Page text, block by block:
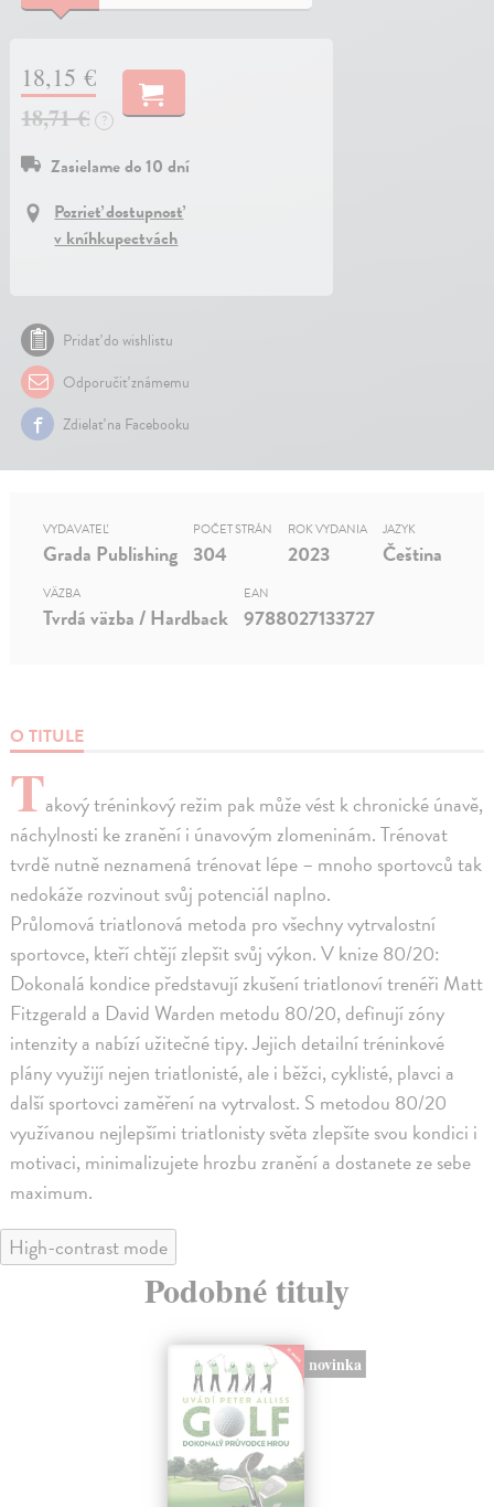
18,15 €
18,71 €
?
Zasielame do 10 dní
Pozrieť dostupnosť
v kníhkupectvách
Pridať do wishlistu
Odporučiť známemu
Zdielať na Facebooku
O TITULE
Takový tréninkový režim pak může vést k chronické únavě,
náchylnosti ke zranění i únavovým zlomeninám. Trénovat
tvrdě nutně neznamená trénovat lépe – mnoho sportovců tak
nedokáže rozvinout svůj potenciál naplno.
Průlomová triatlonová metoda pro všechny vytrvalostní
sportovce, kteří chtějí zlepšit svůj výkon. V knize 80/20:
Dokonalá kondice představují zkušení triatlonoví trenéři Matt
Fitzgerald a David Warden metodu 80/20, definují zóny
intenzity a nabízí užitečné tipy. Jejich detailní tréninkové
plány využijí nejen triatlonisté, ale i běžci, cyklisté, plavci a
další sportovci zaměření na vytrvalost. S metodou 80/20
využívanou nejlepšími triatlonisty světa zlepšíte svou kondici i
motivaci, minimalizujete hrozbu zranění a dostanete ze sebe
maximum.
VYDAVATEĽ
Grada Publishing
POČET STRÁN
304
ROK VYDANIA
2023
JAZYK
Čeština
VÄZBA
Tvrdá väzba / Hardback
EAN
9788027133727
High-contrast mode
Podobné tituly